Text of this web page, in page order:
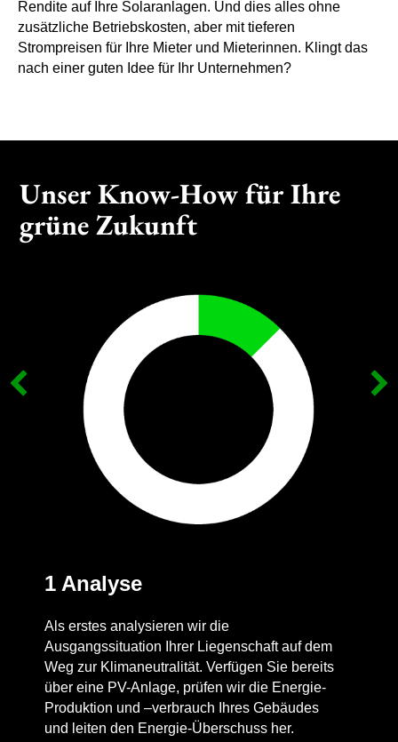
Rendite auf Ihre Solaranlagen. Und dies alles ohne
zusätzliche Betriebskosten, aber mit tieferen
Strompreisen für Ihre Mieter und Mieterinnen. Klingt das
nach einer guten Idee für Ihr Unternehmen?
Unser Know-How für Ihre
grüne Zukunft
1 Analyse
Als erstes analysieren wir die
Ausgangssituation Ihrer Liegenschaft auf dem
Weg zur Klimaneutralität. Verfügen Sie bereits
über eine PV-Anlage, prüfen wir die Energie-
Produktion und –verbrauch Ihres Gebäudes
und leiten den Energie-Überschuss her.